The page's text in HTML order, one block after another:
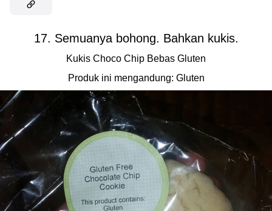
17. Semuanya bohong. Bahkan kukis.
Kukis Choco Chip Bebas Gluten
Produk ini mengandung: Gluten